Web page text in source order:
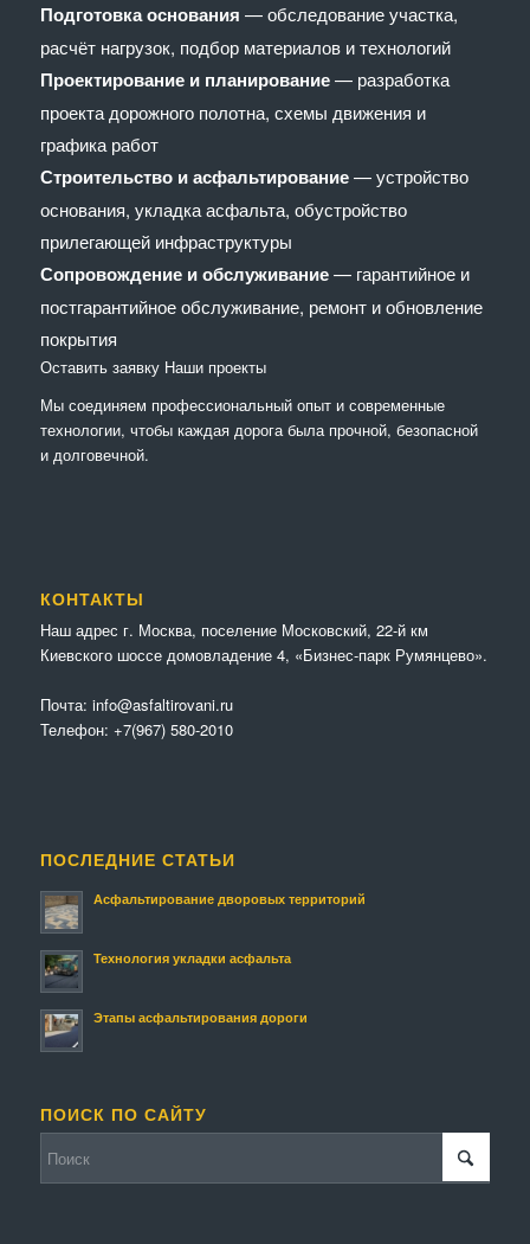
Подготовка основания — обследование участка,
расчёт нагрузок, подбор материалов и технологий
Проектирование и планирование— разработка
проекта дорожного полотна, схемы движения и
графика работ
Строительство и асфальтирование— устройство
основания, укладка асфальта, обустройство
прилегающей инфраструктуры
Сопровождение и обслуживание— гарантийное и
постгарантийное обслуживание, ремонт и обновление
покрытия
Оставить заявку Наши проекты
Мы соединяем профессиональный опыт и современные
технологии, чтобы каждая дорога была прочной, безопасной
и долговечной.
КОНТАКТЫ
Наш адрес г. Москва, поселение Московский, 22-й км
Киевского шоссе домовладение 4, «Бизнес-парк Румянцево».
Почта: info@asfaltirovani.ru
Телефон: +7(967) 580-2010
ПОСЛЕДНИЕ СТАТЬИ
Асфальтирование дворовых территорий
Технология укладки асфальта
Этапы асфальтирования дороги
ПОИСК ПО САЙТУ